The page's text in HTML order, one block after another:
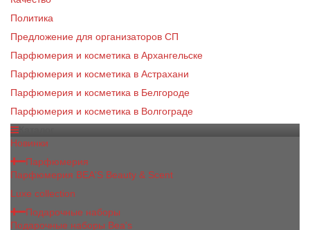
Политика
Предложение для организаторов СП
Парфюмерия и косметика в Архангельске
Парфюмерия и косметика в Астрахани
Парфюмерия и косметика в Белгороде
Парфюмерия и косметика в Волгограде
Новинки
Парфюмерия
Парфюмерия BEA'S Beauty & Scent
Luxe collection
Подарочные наборы
Подарочные наборы Bea's